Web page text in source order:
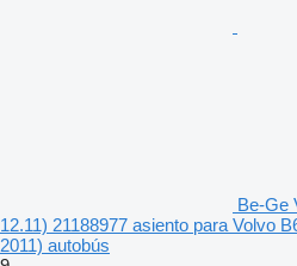
Be-Ge
12.11) 21188977 asiento para Volvo
2011) autobús